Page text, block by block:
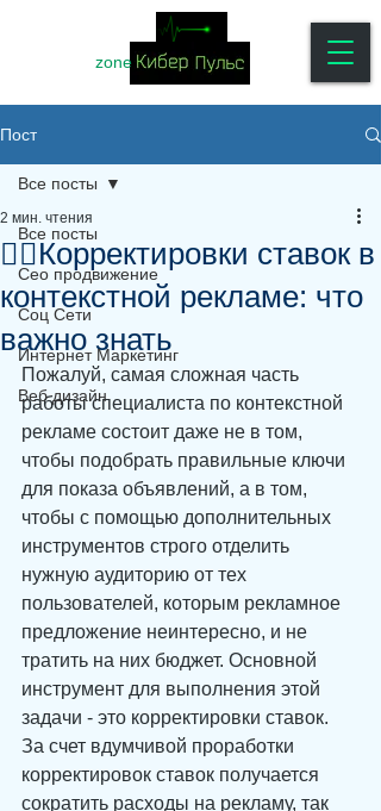
zone
Пост
Все посты
Сео продвижение
Соц Сети
Интернет Маркетинг
Веб дизайн
Все посты
👌🏻Корректировки ставок в
контекстной рекламе: что
важно знать
2 мин. чтения
Пожалуй, самая сложная часть
работы специалиста по контекстной
рекламе состоит даже не в том,
чтобы подобрать правильные ключи
для показа объявлений, а в том,
чтобы с помощью дополнительных
инструментов строго отделить
нужную аудиторию от тех
пользователей, которым рекламное
предложение неинтересно, и не
тратить на них бюджет. Основной
инструмент для выполнения этой
задачи - это корректировки ставок.
За счет вдумчивой проработки
корректировок ставок получается
сократить расходы на рекламу, так